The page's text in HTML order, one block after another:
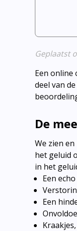
Geplaatst
Een online
deel van
De
We zien
het geluid
in het
Een
Een